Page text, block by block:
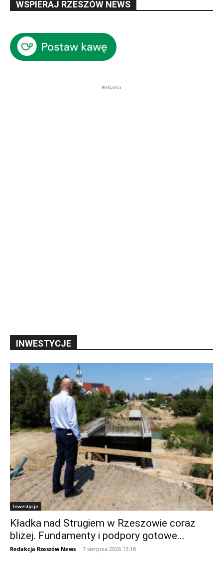
WSPIERAJ RZESZÓW NEWS
Reklama
INWESTYCJE
Inwestycje
Kładka nad Strugiem w Rzeszowie coraz
bliżej. Fundamenty i podpory gotowe...
Redakcja Rzeszów News - 7 sierpnia 2026 15:18